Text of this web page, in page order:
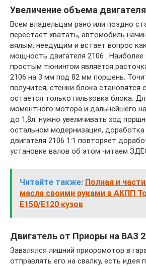
Увеличение объема
Всем владельцам рано или поздно
перестает хватать, автомобиль
вялым, неедущим и встает вопрос
мощность двигателя 2106 .
простым тюнингом является
2106 на 3 мм под 82 мм поршень.
получится, стенки блока становятся
остается только гильзовка блока.
моментного мотора и дальнейшего
до 1,8л. нужно увеличивать ход
остальном модернизация,
двигателя 2106 1:1 повторяет
установке валов об этом читаем
Читайте также: Полная и
масла своими руками в АКПП
E150/E120 кузов
Двигатель от Приоры на ВАЗ
Завалялся лишний приоромотор в
отправлять его на свалку, есть идея